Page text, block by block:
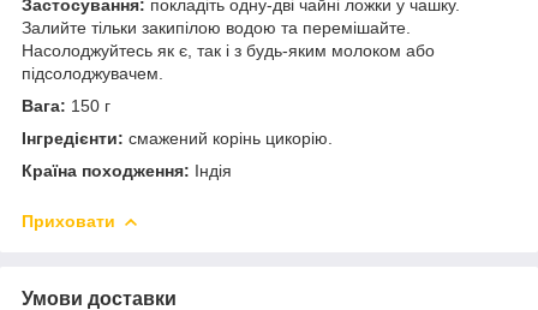
Застосування: покладіть одну-дві чайні ложки у чашку.
Залийте тільки закипілою водою та перемішайте.
Насолоджуйтесь як є, так і з будь-яким молоком або
підсолоджувачем.
Вага: 150 г
Інгредієнти: смажений корінь цикорію.
Країна походження: Індія
Приховати
Умови доставки